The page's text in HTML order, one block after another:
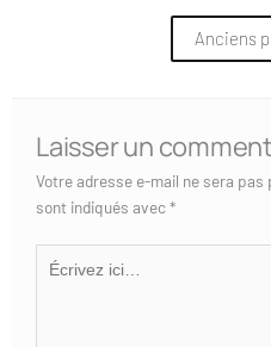
Anciens
Laisser un
Votre adresse e-mail ne sera pas
sont indiqués avec*
Écrivez
ici…